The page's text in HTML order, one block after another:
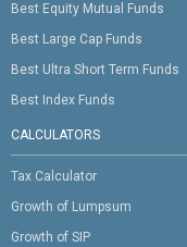
Best Equity Mutual Funds
Best Large Cap Funds
Best Ultra Short Term Funds
Best Index Funds
CALCULATORS
Tax Calculator
Growth of Lumpsum
Growth of SIP